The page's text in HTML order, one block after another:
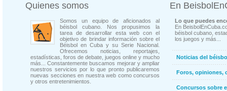
Quienes somos
Somos un equipo de aficionados al
béisbol cubano. Nos propusimos la
tarea de desarrollar esta web con el
objetivo de brindar información sobre el
Béisbol en Cuba y su Serie Nacional.
Ofrecemos noticias, reportajes,
estadísticas, foros de debate, juegos online y mucho
más... Constantemente buscamos mejorar y ampliar
nuestros servicios por lo que pronto publicaremos
nuevas secciones en nuestra web como concursos
y otros entretenimientos.
En
Lo que puedes
En
béisbol cubano,
los juegos y más...
Noticias del
Foros, opiniones,
Concursos sobre